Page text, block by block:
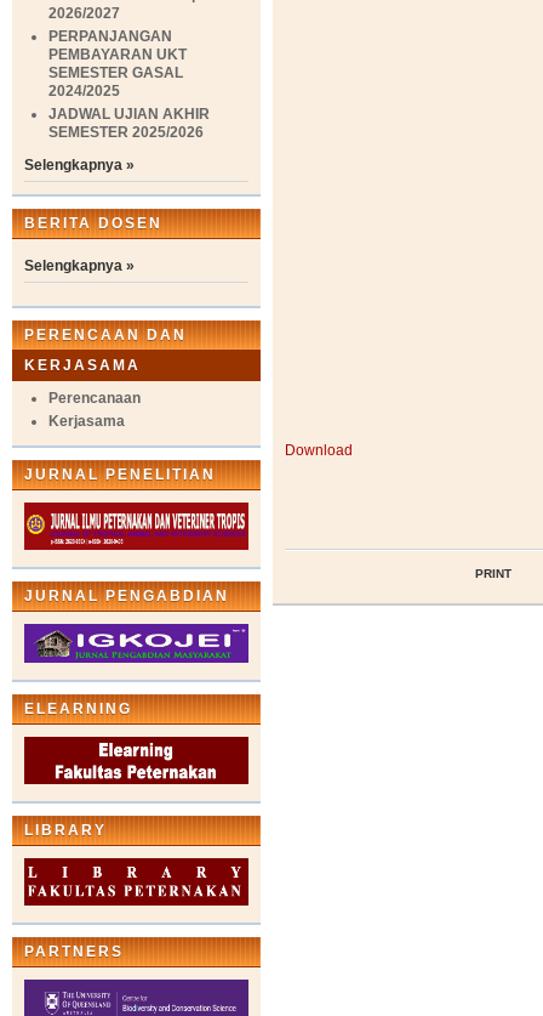
2026/2027
PERPANJANGAN
PEMBAYARAN UKT
SEMESTER GASAL
2024/2025
JADWAL UJIAN AKHIR
SEMESTER 2025/2026
Selengkapnya »
BERITA DOSEN
Selengkapnya »
PERENCAAN DAN
KERJASAMA
Perencanaan
Kerjasama
JURNAL PENELITIAN
JURNAL PENGABDIAN
ELEARNING
LIBRARY
PARTNERS
Download
PRINT